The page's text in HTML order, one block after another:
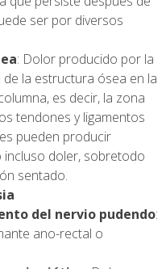
ser por diversos
: Dolor producido por la
de la estructura ósea en la
es decir, la zona
tendones y ligamentos
pueden producir
incluso doler, sobretodo
sentado.
del nervio pudendo:
ano-rectal o